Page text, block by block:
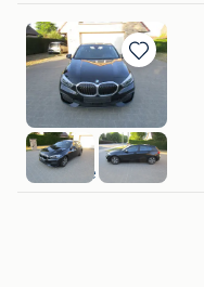
Bewaren
in
Mijn
Favorieten
Marnix
Diksmuide